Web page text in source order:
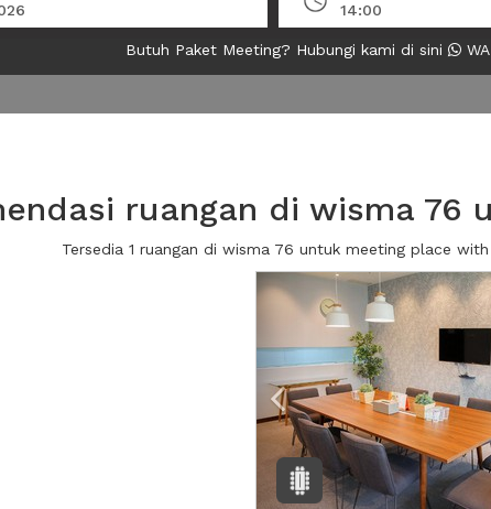
14:00
Butuh Paket Meeting? Hubungi kami di sini
ruangan di wisma
Tersedia 1 ruangan di wisma 76 untuk meeting place
Previous